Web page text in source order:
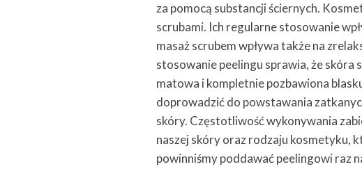
za pomocą substancji ściernych.
scrubami. Ich regularne stosowanie
masaż scrubem wpływa także na
stosowanie peelingu sprawia, że skóra
matowa i kompletnie pozbawiona
doprowadzić do powstawania
skóry. Częstotliwość wykonywania
naszej skóry oraz rodzaju kosmetyku,
powinniśmy poddawać peelingowi raz